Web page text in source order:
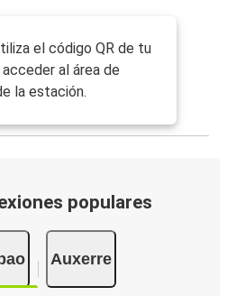
el código QR de tu
al área de
la estación.
populares
Auxerre